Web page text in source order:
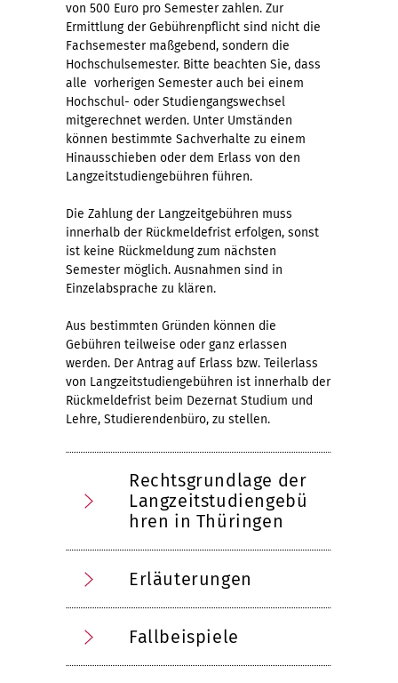
von 500 Euro pro Semester zahlen. Zur
Ermittlung der Gebührenpflicht sind nicht die
Fachsemester maßgebend, sondern die
Hochschulsemester. Bitte beachten Sie, dass
alle vorherigen Semester auch bei einem
Hochschul- oder Studiengangswechsel
mitgerechnet werden. Unter Umständen
können bestimmte Sachverhalte zu einem
Hinausschieben oder dem Erlass von den
Langzeitstudiengebühren führen.
Die Zahlung der Langzeitgebühren muss
innerhalb der Rückmeldefrist erfolgen, sonst
ist keine Rückmeldung zum nächsten
Semester möglich. Ausnahmen sind in
Einzelabsprache zu klären.
Aus bestimmten Gründen können die
Gebühren teilweise oder ganz erlassen
werden. Der Antrag auf Erlass bzw. Teilerlass
von Langzeitstudiengebühren ist innerhalb der
Rückmeldefrist beim Dezernat Studium und
Lehre, Studierendenbüro, zu stellen.
Rechtsgrundlage der
Langzeitstudiengebü
hren in Thüringen
Erläuterungen
Fallbeispiele